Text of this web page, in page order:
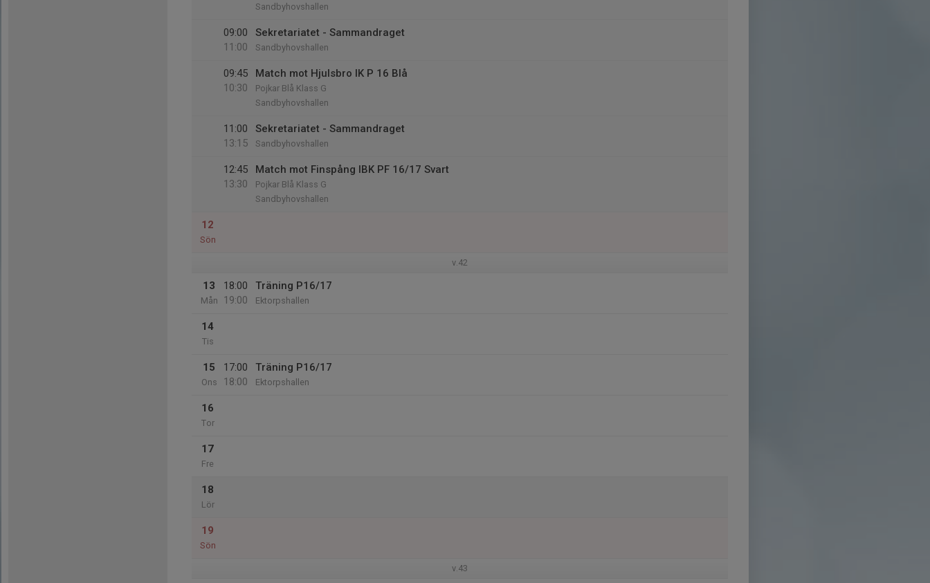
Sandbyhovshallen
09:00
11:00
Sekretariatet - Sammandraget
Sandbyhovshallen
09:45
10:30
Match mot Hjulsbro IK P 16 Blå
Pojkar Blå Klass G
Sandbyhovshallen
11:00
13:15
Sekretariatet - Sammandraget
Sandbyhovshallen
12:45
13:30
Match mot Finspång IBK PF 16/17 Svart
Pojkar Blå Klass G
Sandbyhovshallen
12
Sön
v.42
13
Mån
18:00
19:00
Träning P16/17
Ektorpshallen
14
Tis
15
Ons
17:00
18:00
Träning P16/17
Ektorpshallen
16
Tor
17
Fre
18
Lör
19
Sön
v.43